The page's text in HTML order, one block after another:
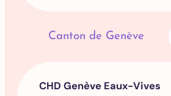
Canton de Genève
CHD Genève Eaux-Vives